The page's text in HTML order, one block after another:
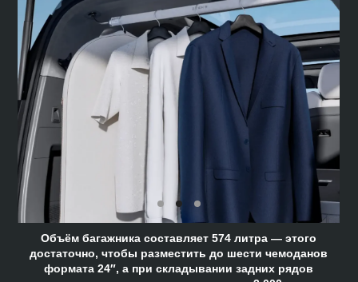
Объём багажника составляет 574 литра — этого
достаточно, чтобы разместить до шести чемоданов
формата 24″, а при складывании задних рядов